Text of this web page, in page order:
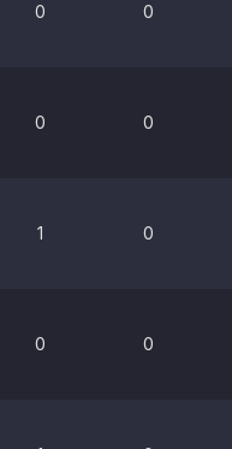
0 0
0 0
1 0
0 0